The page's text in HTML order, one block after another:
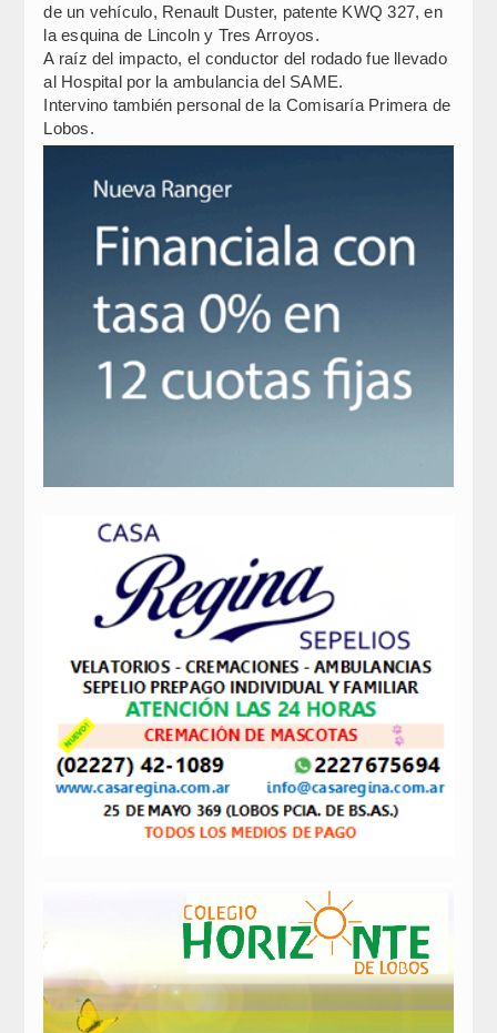
de un vehículo, Renault Duster, patente KWQ 327, en
la esquina de Lincoln y Tres Arroyos.
A raíz del impacto, el conductor del rodado fue llevado
al Hospital por la ambulancia del SAME.
Intervino también personal de la Comisaría Primera de
Lobos.